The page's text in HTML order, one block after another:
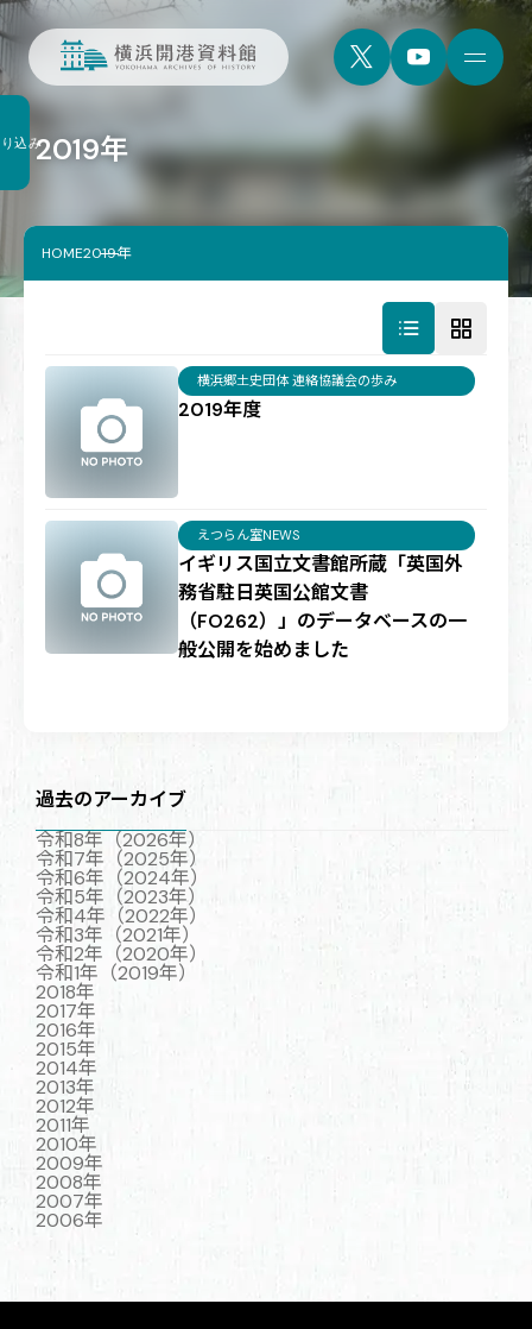
2019年
HOME2019年
2019年度
横浜郷土史団体 連絡協議会の歩み
イギリス国立文書館所蔵「英国外
務省駐日英国公館文書
（FO262）」のデータベースの一
般公開を始めました
えつらん室NEWS
込み
過去のアーカイブ
令和8年（2026年）
令和7年（2025年）
令和6年（2024年）
令和5年（2023年）
令和4年（2022年）
令和3年（2021年）
令和2年（2020年）
令和1年（2019年）
2018年
2017年
2016年
2015年
2014年
2013年
2012年
2011年
2010年
2009年
2008年
2007年
2006年